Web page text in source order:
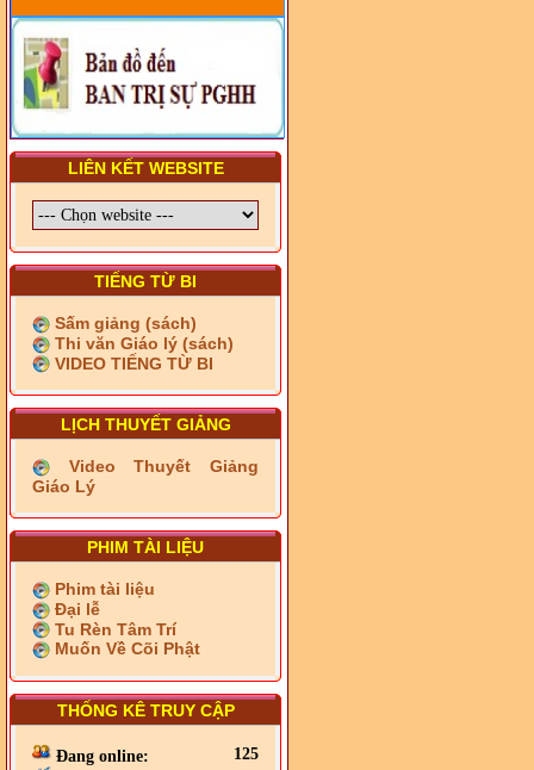
ĐỜI, BẢN CHẤT, CHỨC
NĂNG VÀ HÌNH THỨC CỦA
NƯỚC CHXHCN VIỆT NAM
LIÊN KẾT WEBSITE
TIẾNG TỪ BI
Sấm giảng (sách)
Thi văn Giáo lý (sách)
VIDEO TIẾNG TỪ BI
LỊCH THUYẾT GIẢNG
Video Thuyết Giảng
Giáo Lý
PHIM TÀI LIỆU
Phim tài liệu
Đại lễ
Tu Rèn Tâm Trí
Muốn Về Cõi Phật
THỐNG KÊ TRUY CẬP
Đang online:
125